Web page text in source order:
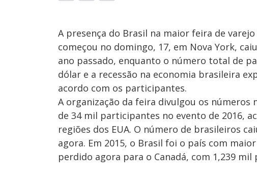
A presença do Brasil na maior feira de
começou no domingo, 17, em Nova York,
ano passado, enquanto o número total de
dólar e a recessão na economia brasileira
acordo com os participantes.
A organização da feira divulgou os
de 34 mil participantes no evento de 2016,
regiões dos EUA. O número de brasileiros
agora. Em 2015, o Brasil foi o país com
perdido agora para o Canadá, com 1,239 mil